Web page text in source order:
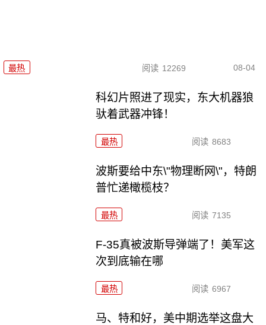
最热 阅读 12269 08-04
科幻片照进了现实，东大机器狼
驮着武器冲锋！
最热 阅读 8683
波斯要给中东\"物理断网\"，特朗
普忙递橄榄枝？
最热 阅读 7135
F-35真被波斯导弹端了！美军这
次到底输在哪
最热 阅读 6967
马、特和好，美中期选举这盘大